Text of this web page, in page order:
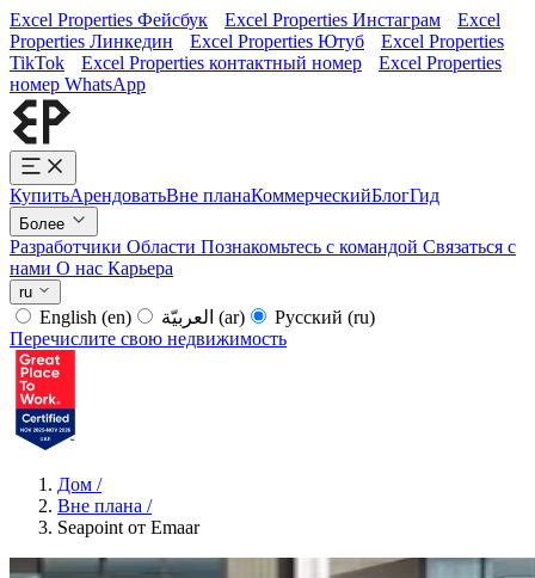
Excel Properties Фейсбук Excel Properties Инстаграм
Excel
Properties Линкедин
Excel Properties Ютуб
Excel Properties
TikTok
Excel Properties контактный номер
Excel Properties
номер WhatsApp
КупитьАрендоватьВне планаКоммерческийБлогГид
Более
Разработчики Области Познакомьтесь с командой Связаться с
нами О нас Карьера
ru
English (en) (ar) Русский (ru)
Перечислите свою недвижимость
Дом /
Вне плана /
Seapoint от Emaar